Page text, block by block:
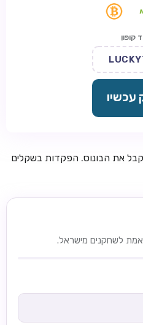
קופון
עכשיו
את הבונוס. הפקדות בשקלים